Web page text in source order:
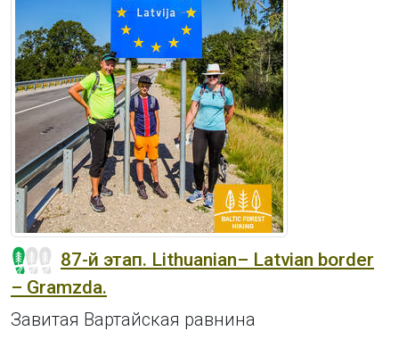
87-й этап. Lithuanian– Latvian border
– Gramzda.
Завитая Вартайская равнина